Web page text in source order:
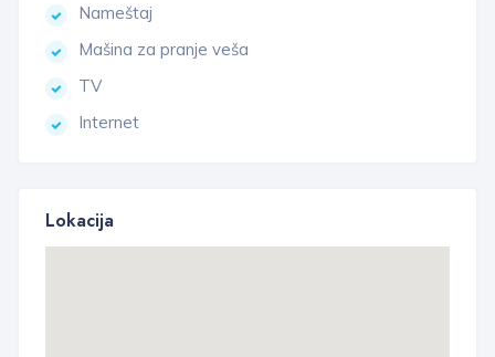
Nameštaj
Mašina za pranje veša
TV
Internet
Lokacija